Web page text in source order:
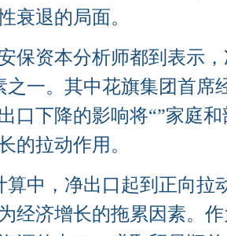
衰退的局面。
资本分析师都到表示，
之一。其中花旗集团首席
口下降的影响将“”家庭
的拉动作用。
中，净出口起到正向拉
经济增长的拖累因素。